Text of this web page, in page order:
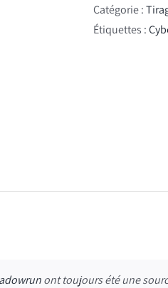
d'Art
-
Catégorie :
Étiquettes :
ont toujours été une